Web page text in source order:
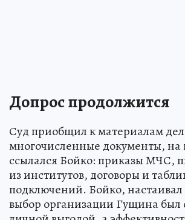
Допрос продолжится
Суд приобщил к материалам
многочисленные документы, на
ссылался Бойко: приказы МЧС,
из институтов, договоры и
подключений. Бойко, настаивал
выбор организации Гущина был